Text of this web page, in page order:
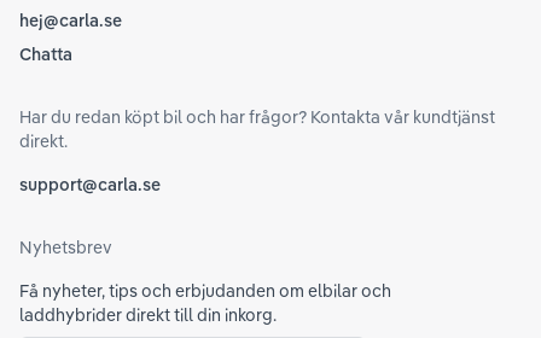
hej@carla.se
Chatta
Har du redan köpt bil och har frågor? Kontakta vår kundtjänst
direkt.
support@carla.se
Nyhetsbrev
Få nyheter, tips och erbjudanden om elbilar och
laddhybrider direkt till din inkorg.